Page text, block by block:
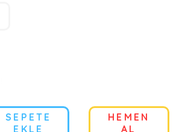
SEPETE
EKLE
HEMEN
AL